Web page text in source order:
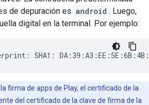
de depuración es android . Luego,
digital en la terminal. Por ejemplo:
firma de apps de Play, el certificado de la
del certificado de la clave de firma de la